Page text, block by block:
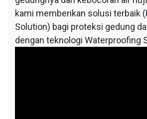
kami memberikan solusi terbaik
Solution) bagi proteksi gedung
dengan teknologi Waterproofing